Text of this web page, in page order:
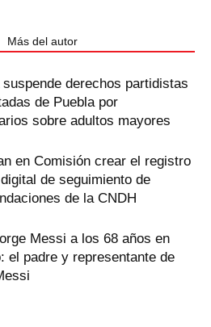
Más del autor
suspende derechos partidistas
de Puebla por
sobre adultos mayores
en Comisión crear el registro
de seguimiento de
de la CNDH
Messi a los 68 años en
el padre y representante de